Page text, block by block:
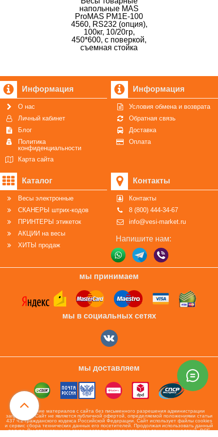
напольные MAS
ProMAS PM1E-100
4560, RS232 (опция),
100кг, 10/20гр,
450*600, с поверкой,
съемная стойка
Информация
О нас
Личный кабинет
Блог
Политика
конфиденциальности
Карта сайта
Информация
Условия обмена и возврата
Обратная связь
Доставка
Оплата
Каталог
Весы электронные
СКАНЕРЫ штрих-кодов
ПРИНТЕРЫ этикеток
АКЦИИ на весы
ХИТЫ продаж
Контакты
Контакты
8 (800) 444-34-67
info@vesi-market.ru
Напишите нам:
мы принимаем
мы в социальных сетях
мы доставляем
Копирование материалов с сайта без письменного разрешения администрации
запрещено! Сайт не является публичной офертой, определяемой положениями статьи
437 ч.2 гражданского кодекса Российской Федерации. Сайт использует файлы cookies
и сервис сбора технических данных его посетителей. Продолжая использовать данный
ресурс, Вы автоматически соглашаетесь с использованием данных технологий. ВСЕ